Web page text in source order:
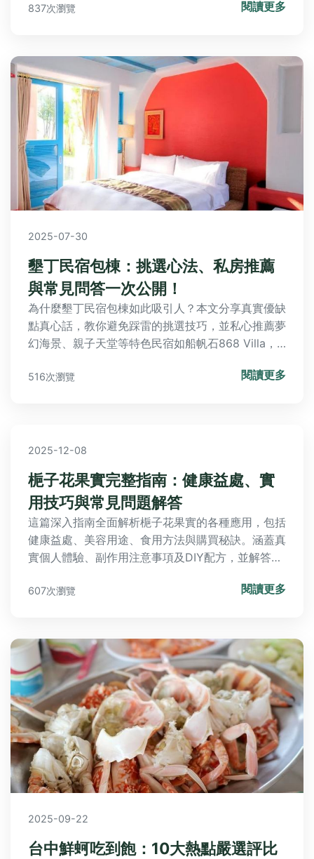
837次瀏覽 閱讀更多
2025-07-30
墾丁民宿包棟：挑選心法、私房推薦
與常見問答一次公開！
為什麼墾丁民宿包棟如此吸引人？本文分享真實優缺
點真心話，教你避免踩雷的挑選技巧，並私心推薦夢
幻海景、親子天堂等特色民宿如船帆石868 Villa，
516次瀏覽 閱讀更多
2025-12-08
梔子花果實完整指南：健康益處、實
用技巧與常見問題解答
這篇深入指南全面解析梔子花果實的各種應用，包括
健康益處、美容用途、食用方法與購買秘訣。涵蓋真
實個人體驗、副作用注意事項及DIY配方，並解答常
些？」幫助您安全有效地使用。
607次瀏覽 閱讀更多
2025-09-22
台中鮮蚵吃到飽：10大熱點嚴選評比